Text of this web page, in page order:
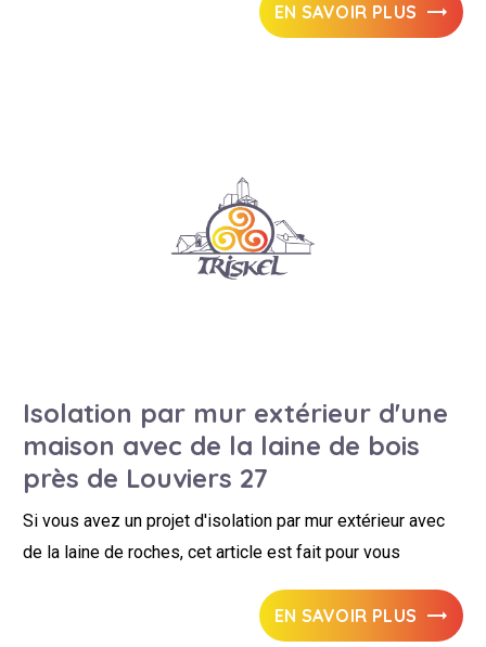
EN SAVOIR PLUS
Isolation par mur extérieur d'une
maison avec de la laine de bois
près de Louviers 27
Si vous avez un projet d'isolation par mur extérieur avec
de la laine de roches, cet article est fait pour vous
EN SAVOIR PLUS